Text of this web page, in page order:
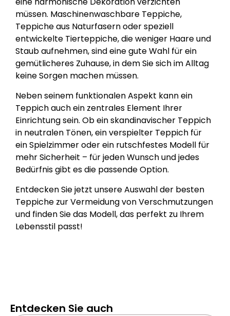
müssen. Maschinenwaschbare Teppiche,
Teppiche aus Naturfasern oder speziell
entwickelte Tierteppiche, die weniger Haare und
Staub aufnehmen, sind eine gute Wahl für ein
gemütlicheres Zuhause, in dem Sie sich im Alltag
keine Sorgen machen müssen.
Neben seinem funktionalen Aspekt kann ein
Teppich auch ein zentrales Element Ihrer
Einrichtung sein. Ob ein skandinavischer Teppich
in neutralen Tönen, ein verspielter Teppich für
ein Spielzimmer oder ein rutschfestes Modell für
mehr Sicherheit – für jeden Wunsch und jedes
Bedürfnis gibt es die passende Option.
Entdecken Sie jetzt unsere Auswahl der besten
Teppiche zur Vermeidung von Verschmutzungen
und finden Sie das Modell, das perfekt zu Ihrem
Lebensstil passt!
Entdecken Sie auch